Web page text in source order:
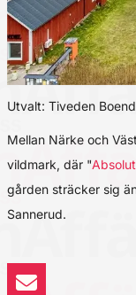
Utvalt: Tiveden
Mellan Närke och
vildmark, där "
gården sträcker sig
Sannerud.